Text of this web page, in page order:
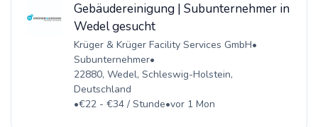
Gebäudereinigung | Subunternehmer in
Wedel gesucht
Krüger & Krüger Facility Services GmbH•
Subunternehmer•
22880, Wedel, Schleswig-Holstein,
Deutschland
•€22 - €34 / Stunde•vor 1 Mon